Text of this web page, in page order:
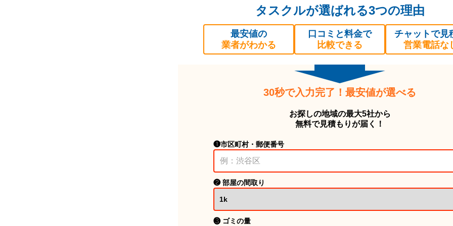
タスクルが選ばれる3つの理由
最安値の
業者がわかる
口コミと料金で
比較できる
チャットで見
営業電話な
30秒で入力完了！最安値が選べる
お探しの地域の最大5社から
無料で見積もりが届く！
❶市区町村・郵便番号
❷ 部屋の間取り
❸ ゴミの量